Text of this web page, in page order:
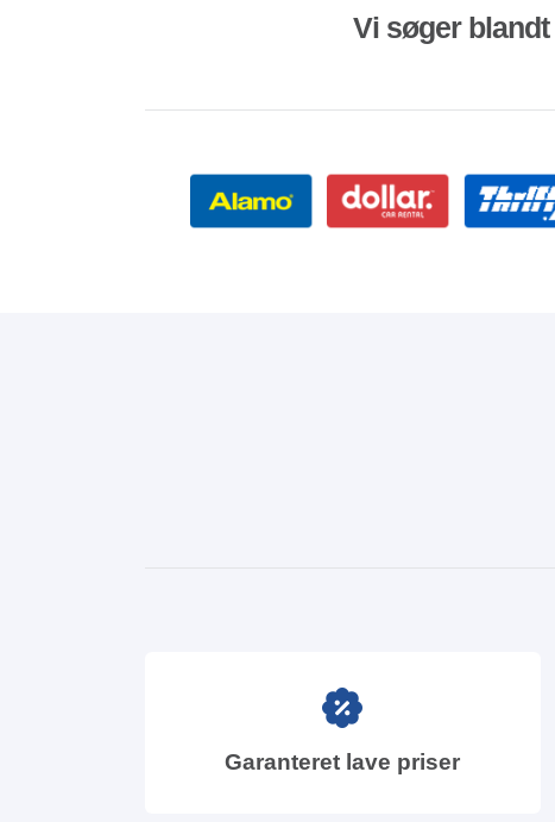
Vi søger
Garanteret lave priser